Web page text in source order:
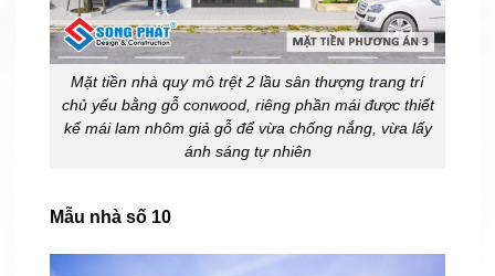
Mặt tiền nhà quy mô trệt 2 lầu sân thượng trang trí
chủ yếu bằng gỗ conwood, riêng phần mái được thiết
kế mái lam nhôm giả gỗ để vừa chống nắng, vừa lấy
ánh sáng tự nhiên
Mẫu nhà số 10